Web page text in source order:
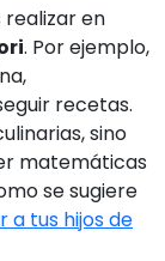
realizar en
. Por ejemplo,
recetas.
sino
matemáticas
se sugiere
a tus hijos de